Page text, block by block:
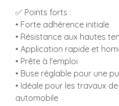
✅ Points forts :
• Forte adhérence initiale
• Résistance aux hautes
• Application rapide et
• Prête à l'emploi
• Buse réglable pour une
• Idéale pour les travaux
automobile